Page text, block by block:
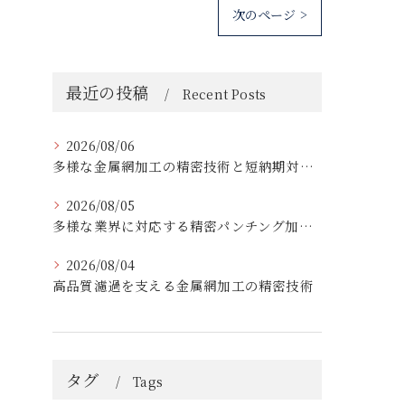
次のページ >
最近の投稿 Recent Posts
2026/08/06
多様な金属網加工の精密技術と短納期対応の実例
2026/08/05
多様な業界に対応する精密パンチング加工の実践技術
2026/08/04
高品質濾過を支える金属網加工の精密技術
タグ Tags